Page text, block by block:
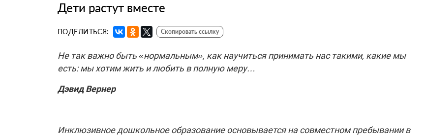
Дети растут вместе
ПОДЕЛИТЬСЯ: Скопировать ссылку
Не так важно быть «нормальным», как научиться принимать нас такими, какие мы
есть: мы хотим жить и любить в полную меру…
Дэвид Вернер
Инклюзивное дошкольное образование основывается на совместном пребывании в